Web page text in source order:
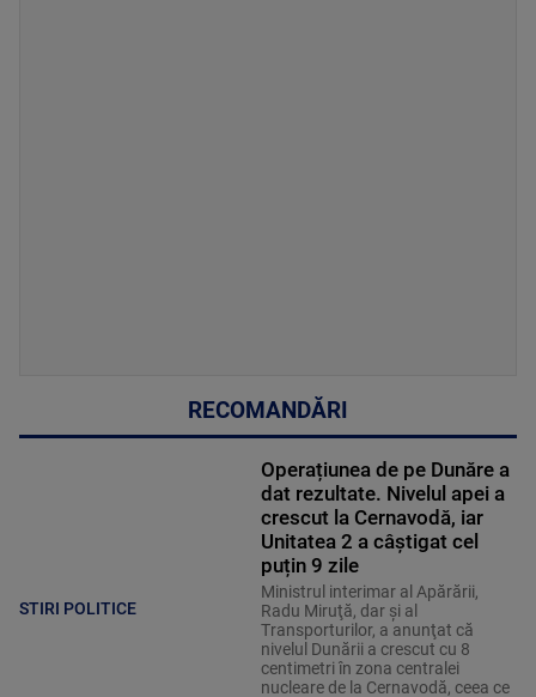
RECOMANDĂRI
STIRI POLITICE
Operațiunea de pe Dunăre a
dat rezultate. Nivelul apei a
crescut la Cernavodă, iar
Unitatea 2 a câștigat cel
puțin 9 zile
Ministrul interimar al Apărării,
Radu Miruţă, dar şi al
Transporturilor, a anunţat că
nivelul Dunării a crescut cu 8
centimetri în zona centralei
nucleare de la Cernavodă, ceea ce